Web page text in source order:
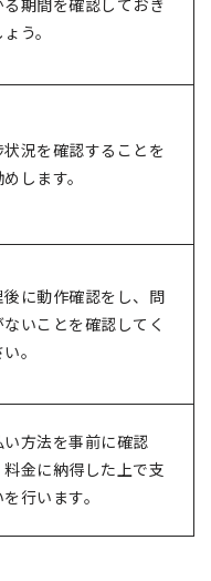
期間を確認しておき
う。
状況を確認することを
します。
後に動作確認をし、問
いことを確認してく
。
い方法を事前に確認
料金に納得した上で支
行います。